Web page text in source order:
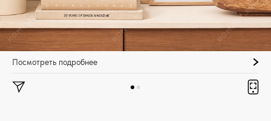
Посмотреть подробнее